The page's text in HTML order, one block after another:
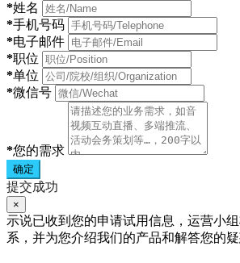
*姓名
*手机号码
*电子邮件
*职位
*单位
*微信号
*您的需求
确定
提交成功
×
示说已收到您的申请试用信息，运营小
系，并为您介绍我们的产品和解答您的疑